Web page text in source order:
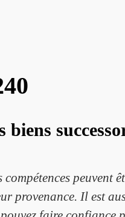
peuvent
Il est